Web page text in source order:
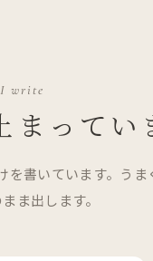
write
まってい
を書いています。うま
ま出します。